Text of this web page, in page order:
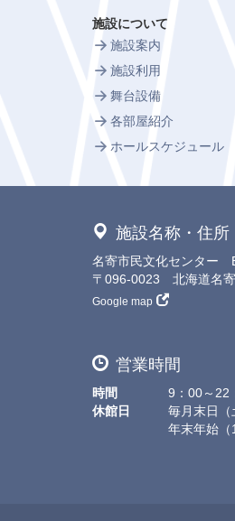
施設について
施設案内
施設利用
舞台設備
各部屋紹介
ホールスケジュール
施設名称・住所
名寄市民文化センター
〒096-0023 北海道名
Google map
営業時間
時間
9：00～22
休館日
毎月末日（
年末年始（